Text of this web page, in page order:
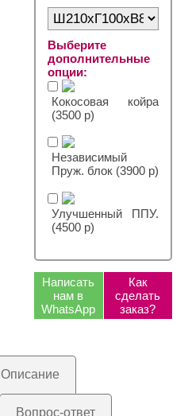
Выберите
дополнительные
опции:
Кокосовая койра
(3500 р)
Независимый
Пруж. блок (3900 р)
Улучшенный ППУ.
(4500 р)
Написать
нам в
WhatsApp
Как
сделать
заказ?
Описание
Вопрос-ответ